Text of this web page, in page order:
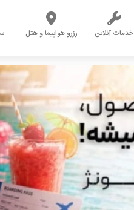
خدمات آنلاین رزرو هواپیما و هتل